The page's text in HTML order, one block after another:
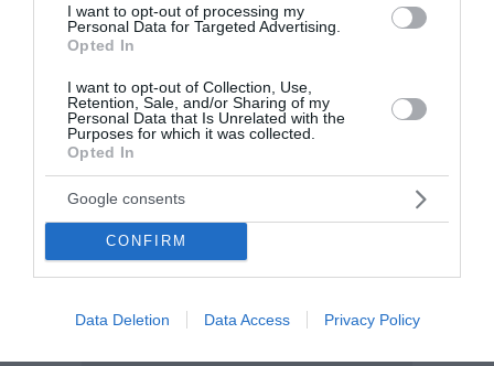
I want to opt-out of processing my
Personal Data for Targeted Advertising.
Opted In
I want to opt-out of Collection, Use,
Retention, Sale, and/or Sharing of my
Personal Data that Is Unrelated with the
Purposes for which it was collected.
Opted In
Google consents
CONFIRM
Data Deletion Data Access Privacy Policy